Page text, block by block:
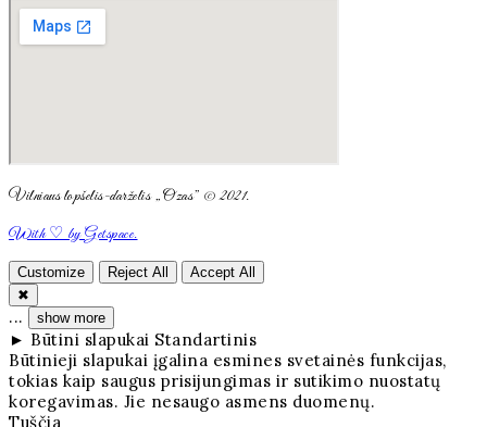
Vilniaus lopšelis-darželis „Ozas” © 2021.
With ♡ by Getspace.
Customize Reject All
Accept All
✖
... show more
► Būtini slapukai Standartinis
Būtinieji slapukai įgalina esmines svetainės funkcijas,
tokias kaip saugus prisijungimas ir sutikimo nuostatų
koregavimas. Jie nesaugo asmens duomenų.
Tuščia